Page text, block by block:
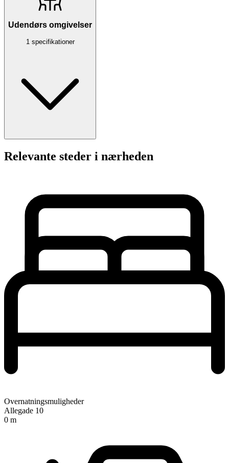
Udendørs omgivelser
1 specifikationer
Relevante steder i nærheden
Overnatningsmuligheder
Allegade 10
0 m